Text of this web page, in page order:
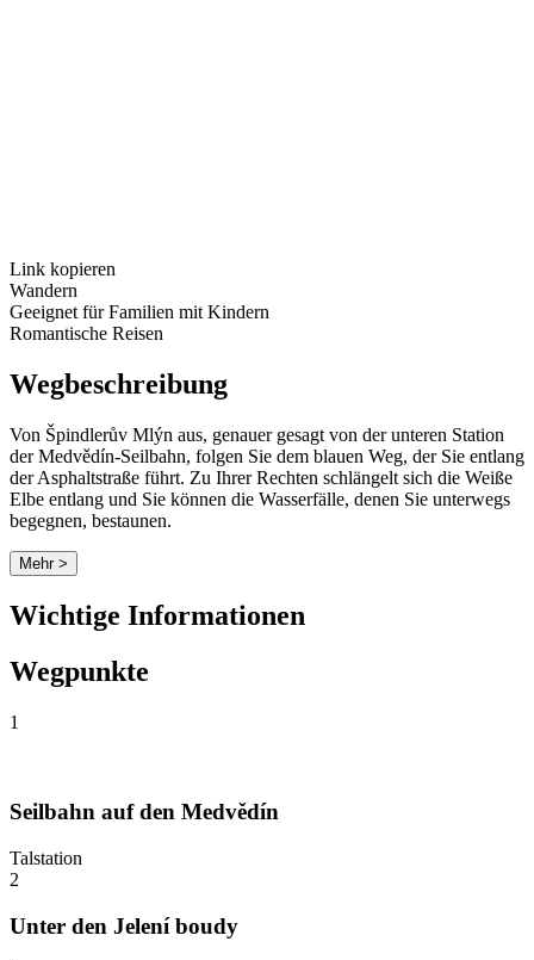
Link kopieren
Wandern
Geeignet für Familien mit Kindern
Romantische Reisen
Wegbeschreibung
Von Špindlerův Mlýn aus, genauer gesagt von der unteren Station
der Medvědín-Seilbahn, folgen Sie dem blauen Weg, der Sie entlang
der Asphaltstraße führt. Zu Ihrer Rechten schlängelt sich die Weiße
Elbe entlang und Sie können die Wasserfälle, denen Sie unterwegs
begegnen, bestaunen.
Mehr >
Wichtige Informationen
Wegpunkte
1
Seilbahn auf den Medvědín
Talstation
2
Unter den Jelení boudy